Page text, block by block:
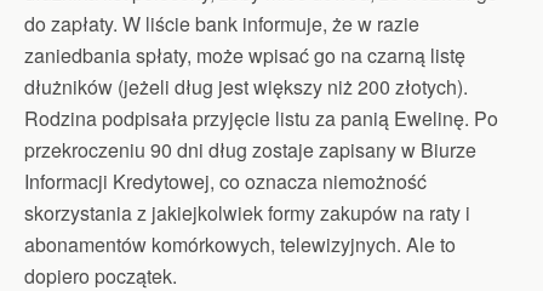
do zapłaty. W liście bank informuje, że w razie
zaniedbania spłaty, może wpisać go na czarną listę
dłużników (jeżeli dług jest większy niż 200 złotych).
Rodzina podpisała przyjęcie listu za panią Ewelinę. Po
przekroczeniu 90 dni dług zostaje zapisany w Biurze
Informacji Kredytowej, co oznacza niemożność
skorzystania z jakiejkolwiek formy zakupów na raty i
abonamentów komórkowych, telewizyjnych. Ale to
dopiero początek.